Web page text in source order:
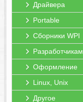
Драйвера
Portable
Сборники WPI
Разработчикам
Оформление
Linux, Unix
Другое